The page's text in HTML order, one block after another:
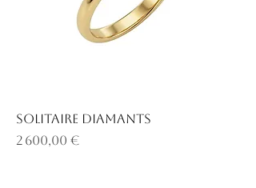
Solitaire diamants
Prix
2 600,00 €